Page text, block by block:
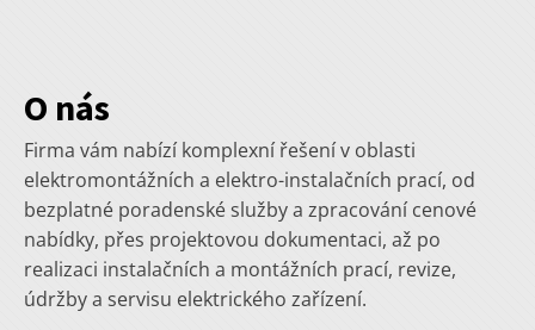
O nás
Firma vám nabízí komplexní řešení v oblasti
elektromontážních a elektro-instalačních prací, od
bezplatné poradenské služby a zpracování cenové
nabídky, přes projektovou dokumentaci, až po
realizaci instalačních a montážních prací, revize,
údržby a servisu elektrického zařízení.